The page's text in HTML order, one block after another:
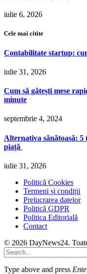
iulie 6, 2026
Cele mai citite
Contabilitate startup:
iulie 31, 2026
Cum să gătești mese
minute
septembrie 4, 2024
Alternativa sănătoasă:
piață
iulie 31, 2026
Politică Cookies
Termeni și condiții
Prelucrarea datelor
Politică GDPR
Politica Editorială
Contact
© 2026 DayNews24.
Type above and press